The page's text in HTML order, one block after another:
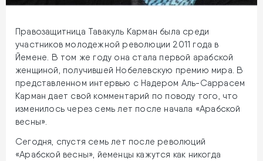
Правозащитница Тавакуль Карман была среди
участников молодежной революции 2011 года в
Йемене. В том же году она стала первой арабской
женщиной, получившей Нобелевскую премию мира. В
представленном интервью с Надером Аль-Саррасем
Карман дает свой комментарий по поводу того, что
изменилось через семь лет после начала «Арабской
весны».
Сегодня, спустя семь лет после революций
«Арабской весны», йеменцы кажутся как никогда